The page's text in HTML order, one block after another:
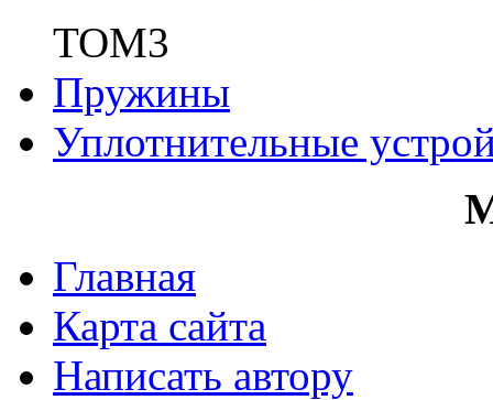
ТОМ3
Пружины
Уплотнительные
Главная
Карта сайта
Написать автору